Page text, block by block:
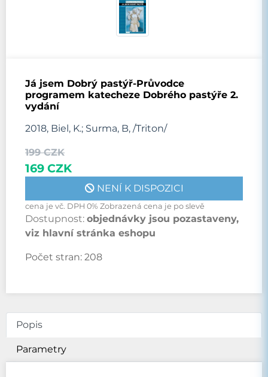
Já jsem Dobrý pastýř-Průvodce
programem katecheze Dobrého pastýře 2.
vydání
2018, Biel, K.; Surma, B, /Triton/
199 CZK
169 CZK
NENÍ K DISPOZICI
cena je vč. DPH 0% Zobrazená cena je po slevě
Dostupnost: objednávky jsou pozastaveny,
viz hlavní stránka eshopu
Počet stran: 208
Popis
Parametry